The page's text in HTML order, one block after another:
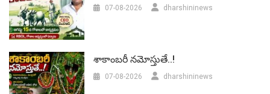
07-08-2026 dharshininews
శాకాంబరీ నమోస్తుతే..!
07-08-2026 dharshininews